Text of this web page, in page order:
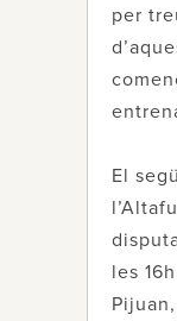
per
El
les